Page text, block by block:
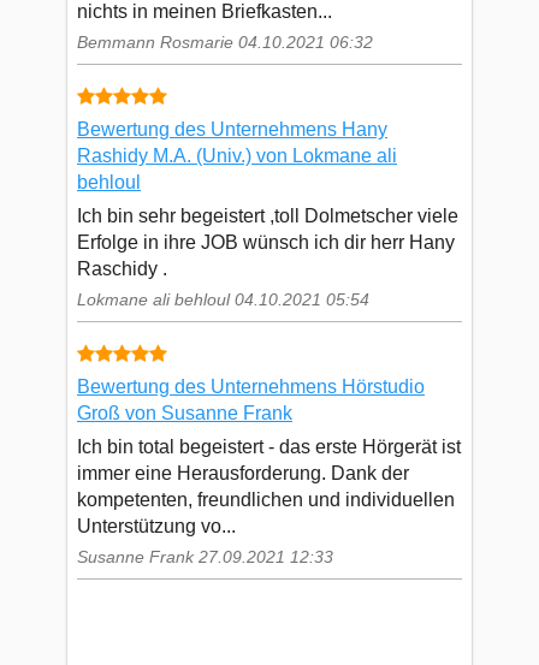
nichts in meinen Briefkasten...
Bemmann Rosmarie 04.10.2021 06:32
Bewertung des Unternehmens Hany
Rashidy M.A. (Univ.) von Lokmane ali
behloul
Ich bin sehr begeistert ,toll Dolmetscher viele
Erfolge in ihre JOB wünsch ich dir herr Hany
Raschidy .
Lokmane ali behloul 04.10.2021 05:54
Bewertung des Unternehmens Hörstudio
Groß von Susanne Frank
Ich bin total begeistert - das erste Hörgerät ist
immer eine Herausforderung. Dank der
kompetenten, freundlichen und individuellen
Unterstützung vo...
Susanne Frank 27.09.2021 12:33